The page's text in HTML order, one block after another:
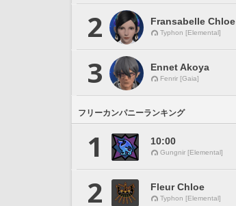
2 Fransabelle Chloe
Typhon [Elemental]
3 Ennet Akoya
Fenrir [Gaia]
フリーカンパニーランキング
1 10:00
Gungnir [Elemental]
2 Fleur Chloe
Typhon [Elemental]